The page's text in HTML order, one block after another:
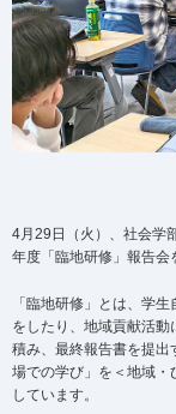
4月29日（火）、社会学
年度「臨地研修」報告会
「臨地研修」とは、学
をしたり、地域貢献活
積み、最終報告書を提出
場での学び」を＜地域・
しています。